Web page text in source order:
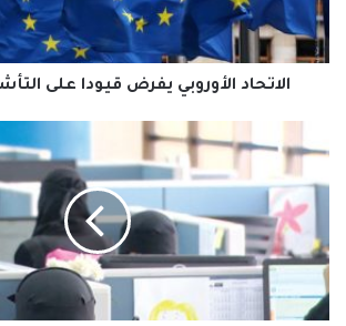
للروس
الاتحاد الأوروبي يفرض قيودا على
سعودية
سوق
العمل
يشكلن
41
%
من